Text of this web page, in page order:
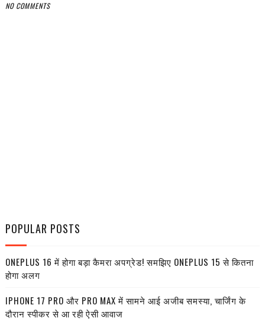
NO COMMENTS
POPULAR POSTS
ONEPLUS 16 में होगा बड़ा कैमरा अपग्रेड! समझिए ONEPLUS 15 से कितना
होगा अलग
IPHONE 17 PRO और PRO MAX में सामने आई अजीब समस्या, चार्जिंग के
दौरान स्पीकर से आ रही ऐसी आवाज